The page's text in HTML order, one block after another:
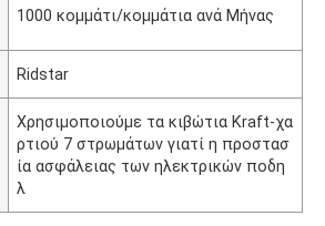
1000 κομμάτι/κομμάτια ανά Μήνας
Ridstar
Χρησιμοποιούμε τα κιβώτια Kraft-χα
ρτιού 7 στρωμάτων γιατί η προστασ
ία ασφάλειας των ηλεκτρικών ποδη
λ